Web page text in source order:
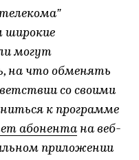
широкие
могут
на что обменять
со своими
к программе
абонента на веб-
приложении